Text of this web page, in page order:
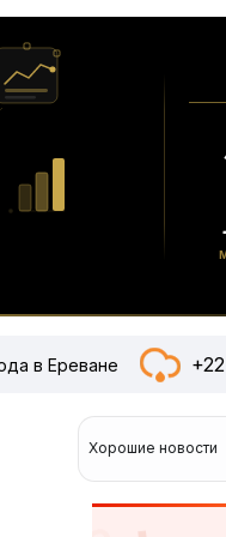
в Ереване +22
Хорошие новости